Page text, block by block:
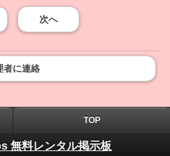
次へ
者に連絡
TOP
無料レンタル掲示板